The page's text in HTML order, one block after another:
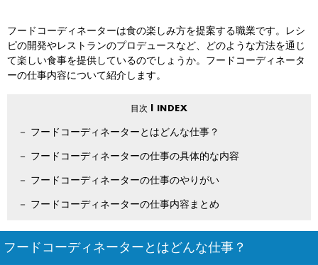
フードコーディネーターは食の楽しみ方を提案する職業です。レシ
ピの開発やレストランのプロデュースなど、どのような方法を通じ
て楽しい食事を提供しているのでしょうか。フードコーディネータ
ーの仕事内容について紹介します。
フードコーディネーターとはどんな仕事？
フードコーディネーターの仕事の具体的な内容
フードコーディネーターの仕事のやりがい
フードコーディネーターの仕事内容まとめ
フードコーディネーターとはどんな仕事？